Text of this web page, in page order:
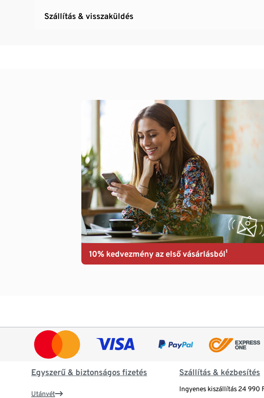
Szállítás & visszaküldés
10% kedvezmény az első vásárlásból¹
Egyszerű & biztonságos fizetés
Utánvét
Szállítás & kézbesítés
Ingyenes kiszállítás 24 990